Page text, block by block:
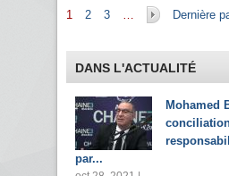
Pages
1 2 3 … Dernière
DANS L'ACTUALITÉ
Mohamed
par...